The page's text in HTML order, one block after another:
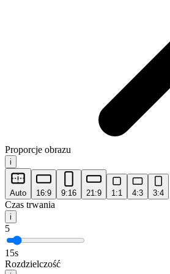
Proporcje obrazu
i
Auto 16:9 9:16 21:9 1:1 4:3 3:4
Czas trwania
i
5
15s
Rozdzielczość